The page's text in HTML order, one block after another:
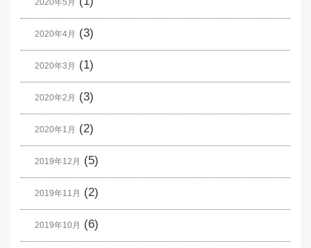
2020年5月
2020年4月 (3)
2020年3月 (1)
2020年2月 (3)
2020年1月 (2)
2019年12月 (5)
2019年11月 (2)
2019年10月 (6)